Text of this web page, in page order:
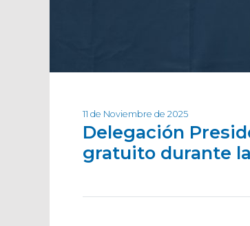
11 de Noviembre de 2025
Delegación
gratuito durante